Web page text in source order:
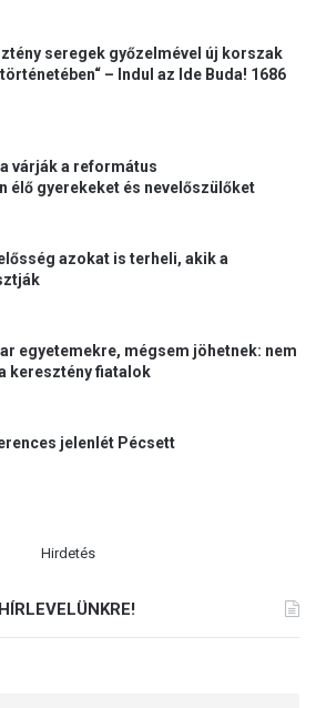
seregek győzelmével új korszak
– Indul az Ide Buda! 1686
várják a református
élő gyerekeket és nevelőszülőket
azokat is terheli, akik a
egyetemekre, mégsem jöhetnek: nem
keresztény fiatalok
jelenlét Pécsett
Hirdetés